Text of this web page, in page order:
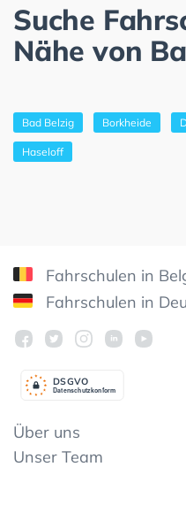
Suche
Nähe von
Bad Belzig Borkheide
Haseloff
Fahrschulen in
Fahrschulen in
Datenschutzkonform
DSGVO
Über uns
Unser Team